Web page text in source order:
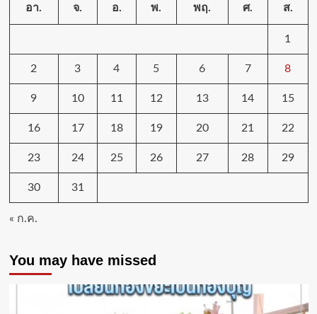
อา. จ. อ. พ. พฤ. ศ. ส.
1
2 3 4 5 6 7 8
9 10 11 12 13 14 15
16 17 18 19 20 21 22
23 24 25 26 27 28 29
30 31
« ก.ค.
You may have missed